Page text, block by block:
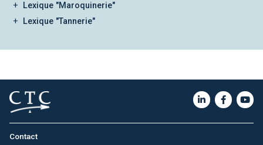
Lexique "Maroquinerie"
Lexique "Tannerie"
Contact